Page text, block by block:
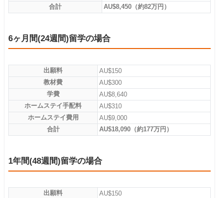
合計
AU$8,450（約82万円）
6ヶ月間(24週間)留学の場合
出願料
AU$150
教材費
AU$300
学費
AU$8,640
ホームステイ手配料
AU$310
ホームステイ費用
AU$9,000
合計
AU$18,090（約177万円）
1年間(48週間)留学の場合
出願料
AU$150